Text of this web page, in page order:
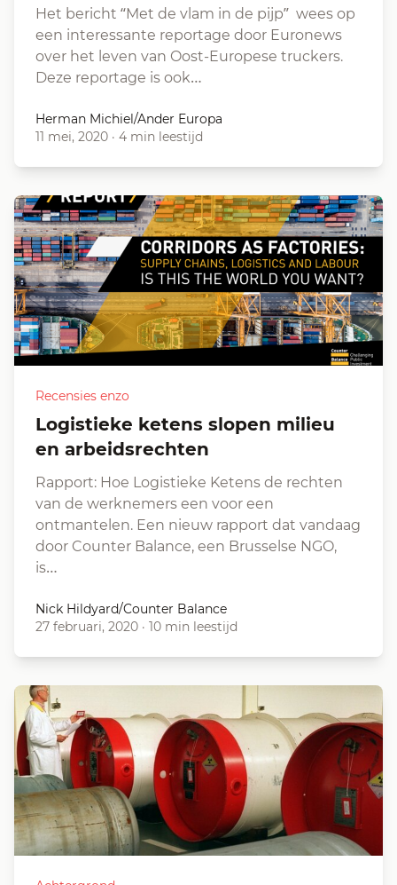
Het bericht “Met de vlam in de pijp” wees op
een interessante reportage door Euronews
over het leven van Oost-Europese truckers.
Deze reportage is ook…
Herman Michiel/Ander Europa
11 mei, 2020 · 4 min leestijd
Recensies enzo
Logistieke ketens slopen milieu
en arbeidsrechten
Rapport: Hoe Logistieke Ketens de rechten
van de werknemers een voor een
ontmantelen. Een nieuw rapport dat vandaag
door Counter Balance, een Brusselse NGO,
is…
Nick Hildyard/Counter Balance
27 februari, 2020 · 10 min leestijd